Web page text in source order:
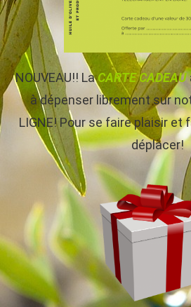
NOUVEAU!! LaCARTE CADEAU
à dépenser librement sur
LIGNE! Pour se faire plaisir et
déplacer!